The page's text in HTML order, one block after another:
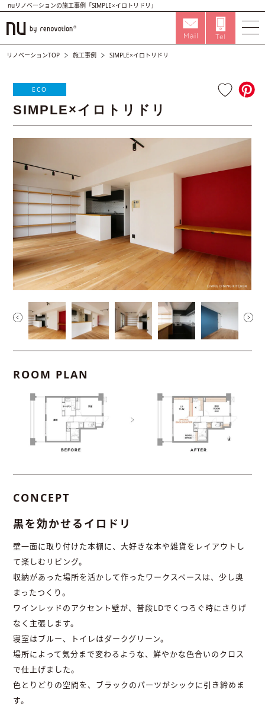
nuリノベーションの施工事例「SIMPLE×イロトリドリ」
リノベーションTOP 施工事例 SIMPLE×イロトリドリ
ECO
SIMPLE×イロトリドリ
ROOM PLAN
CONCEPT
黒を効かせるイロドリ
壁一面に取り付けた本棚に、大好きな本や雑貨をレイアウトし
て楽しむリビング。
収納があった場所を活かして作ったワークスペースは、少し奥
まったつくり。
ワインレッドのアクセント壁が、普段LDでくつろぐ時にさりげ
なく主張します。
寝室はブルー、トイレはダークグリーン。
場所によって気分まで変わるような、鮮やかな色合いのクロス
で仕上げました。
色とりどりの空間を、ブラックのパーツがシックに引き締めま
す。